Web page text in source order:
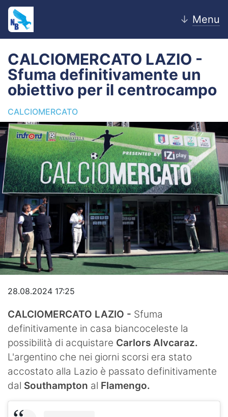
↓ Menu
Home
News
Editoriale
Pagelle
Settore Giovanile
Lazio Women
Calciomercato
Video
CALCIOMERCATO LAZIO -
Sfuma definitivamente un
obiettivo per il centrocampo
CALCIOMERCATO
28.08.2024 17:25
CALCIOMERCATO LAZIO - Sfuma
definitivamente in casa biancoceleste la
possibilità di acquistare Carlors Alvcaraz.
L'argentino che nei giorni scorsi era stato
accostato alla Lazio è passato definitivamente
dal Southampton al Flamengo.